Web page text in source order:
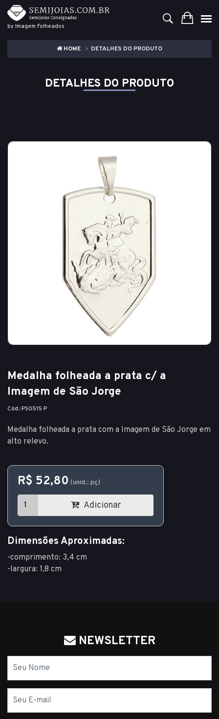
by Imagem Folheados
HOME DETALHES DO PRODUTO
DETALHES DO PRODUTO
Medalha folheada a prata c/ a
Imagem de São Jorge
Cód.: PS0515 P
Medalha folheada a prata com a Imagem de São Jorge em
alto relevo.
R$ 52,80 (unid.: pç)
Adicionar
Dimensões Aproximadas:
-comprimento: 3,4 cm
-largura: 1,8 cm
NEWSLETTER
mail